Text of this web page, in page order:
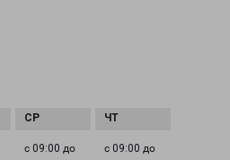
с 09:00 до
с 09:00 до